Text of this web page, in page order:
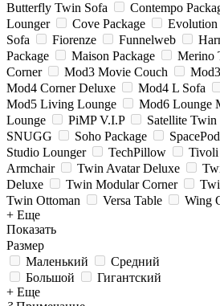
Butterfly Twin Sofa
Contempo
Lounger
Cove Package Evolution
Sofa
Fiorenze Funnelweb
Package
Maison Package Merino
Corner
Mod3 Movie Couch
Mod4 Corner Deluxe
Mod4 L Sofa
Mod5 Living Lounge
Mod6 Lounge
Lounge
PiMP V.I.P Satellite Twin
SNUGG
Soho Package SpacePod
Studio Lounger
TechPillow Tivoli
Armchair
Twin Avatar Deluxe
Deluxe
Twin Modular Corner
Twin Ottoman
Versa Table Wing
+ Еще
Показать
Размер
Маленький
Средний
Большой
Гигантский
+ Еще